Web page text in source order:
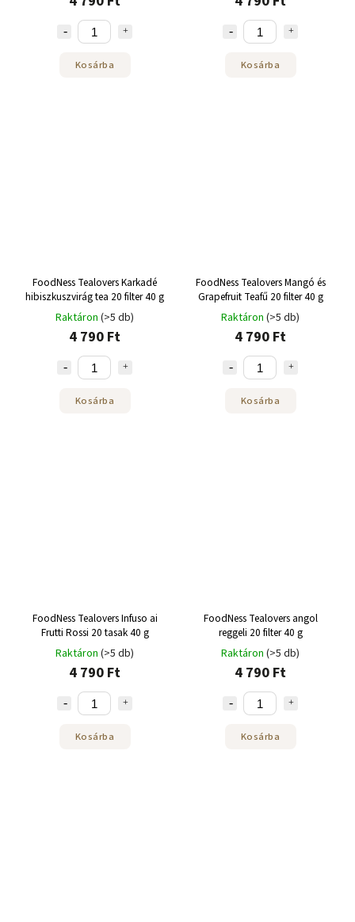
Kosárba Kosárba
FoodNess Tealovers Karkadé
hibiszkuszvirág tea 20 filter 40 g
Raktáron (>5 db)
4 790 Ft
Kosárba
FoodNess Tealovers Mangó és
Grapefruit Teafű 20 filter 40 g
Raktáron (>5 db)
4 790 Ft
Kosárba
FoodNess Tealovers Infuso ai
Frutti Rossi 20 tasak 40 g
Raktáron (>5 db)
4 790 Ft
Kosárba
FoodNess Tealovers angol
reggeli 20 filter 40 g
Raktáron (>5 db)
4 790 Ft
Kosárba